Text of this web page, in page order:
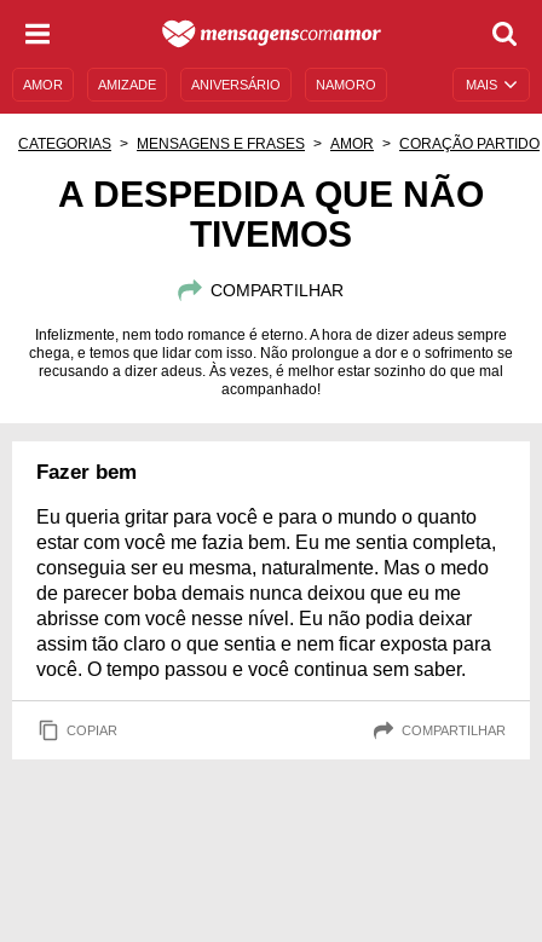
MAIS
AMOR AMIZADE ANIVERSÁRIO NAMORO
MENSAGENS DE ANIVERSÁRIO
CATEGORIAS MENSAGENS E FRASES AMOR CORAÇÃO PARTIDO
A DESPEDIDA QUE NÃO
TIVEMOS
COMPARTILHAR
Infelizmente, nem todo romance é eterno. A hora de dizer adeus sempre
chega, e temos que lidar com isso. Não prolongue a dor e o sofrimento se
recusando a dizer adeus. Às vezes, é melhor estar sozinho do que mal
acompanhado!
Fazer bem
Eu queria gritar para você e para o mundo o quanto
estar com você me fazia bem. Eu me sentia completa,
conseguia ser eu mesma, naturalmente. Mas o medo
de parecer boba demais nunca deixou que eu me
abrisse com você nesse nível. Eu não podia deixar
assim tão claro o que sentia e nem ficar exposta para
você. O tempo passou e você continua sem saber.
COPIAR COMPARTILHAR